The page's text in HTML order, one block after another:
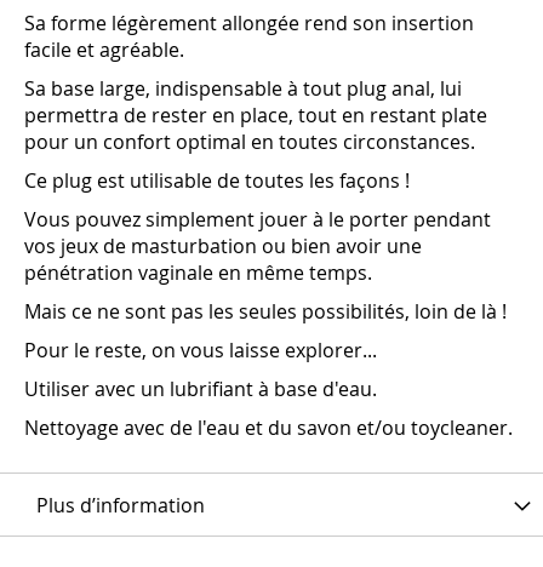
Sa forme légèrement allongée rend son insertion
facile et agréable.
Sa base large, indispensable à tout plug anal, lui
permettra de rester en place, tout en restant plate
pour un confort optimal en toutes circonstances.
Ce plug est utilisable de toutes les façons !
Vous pouvez simplement jouer à le porter pendant
vos jeux de masturbation ou bien avoir une
pénétration vaginale en même temps.
Mais ce ne sont pas les seules possibilités, loin de là !
Pour le reste, on vous laisse explorer...
Utiliser avec un lubrifiant à base d'eau.
Nettoyage avec de l'eau et du savon et/ou toycleaner.
Plus d’information